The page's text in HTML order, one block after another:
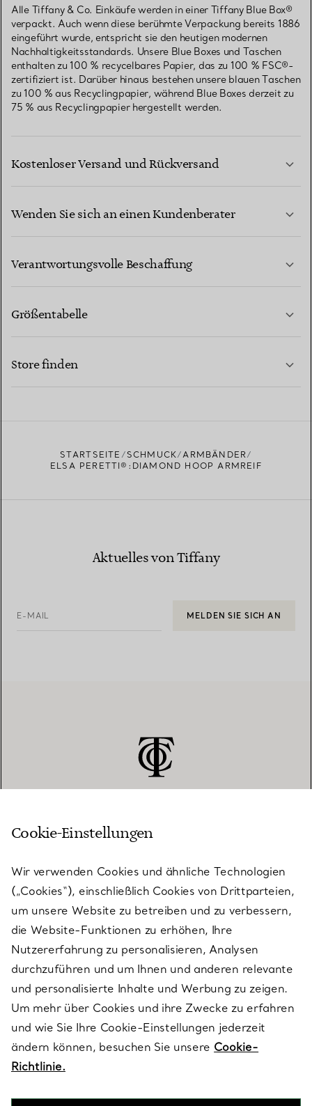
Alle Tiffany & Co. Einkäufe werden in einer Tiffany Blue Box®
verpackt. Auch wenn diese berühmte Verpackung bereits 1886
eingeführt wurde, entspricht sie den heutigen modernen
Nachhaltigkeitsstandards. Unsere Blue Boxes und Taschen
enthalten zu 100 % recycelbares Papier, das zu 100 % FSC®-
zertifiziert ist. Darüber hinaus bestehen unsere blauen Taschen
zu 100 % aus Recyclingpapier, während Blue Boxes derzeit zu
75 % aus Recyclingpapier hergestellt werden.
Kostenloser Versand und Rückversand
Wenden Sie sich an einen Kundenberater
Verantwortungsvolle Beschaffung
Größentabelle
Store finden
STARTSEITE SCHMUCK
ARMBÄNDER
ELSA PERETTI®:DIAMOND HOOP ARMREIF
Aktuelles von Tiffany
E-MAIL MELDEN SIE SICH AN
KUNDENSERVICE
SERVICES
ÜBER TIFFANY & CO.
RECHTLICHE HINWEISE
FOLGEN SIE UNS
Cookie-Einstellungen
Wir verwenden Cookies und ähnliche Technologien
(„Cookies“), einschließlich Cookies von Drittparteien,
um unsere Website zu betreiben und zu verbessern,
die Website-Funktionen zu erhöhen, Ihre
Nutzererfahrung zu personalisieren, Analysen
durchzuführen und um Ihnen und anderen relevante
und personalisierte Inhalte und Werbung zu zeigen.
Um mehr über Cookies und ihre Zwecke zu erfahren
und wie Sie Ihre Cookie-Einstellungen jederzeit
ändern können, besuchen Sie unsere Cookie-
Richtlinie.